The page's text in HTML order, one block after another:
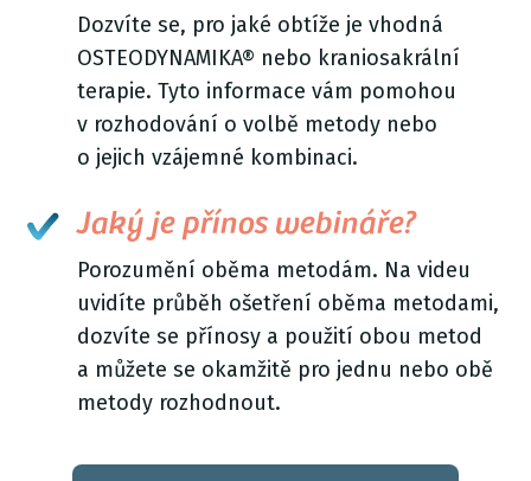
Dozvíte se, pro jaké obtíže je vhodná
OSTEODYNAMIKA® nebo kraniosakrální
terapie. Tyto informace vám pomohou
v rozhodování o volbě metody nebo
o jejich vzájemné kombinaci.
Jaký je přínos webináře?
Porozumění oběma metodám. Na videu
uvidíte průběh ošetření oběma metodami,
dozvíte se přínosy a použití obou metod
a můžete se okamžitě pro jednu nebo obě
metody rozhodnout.